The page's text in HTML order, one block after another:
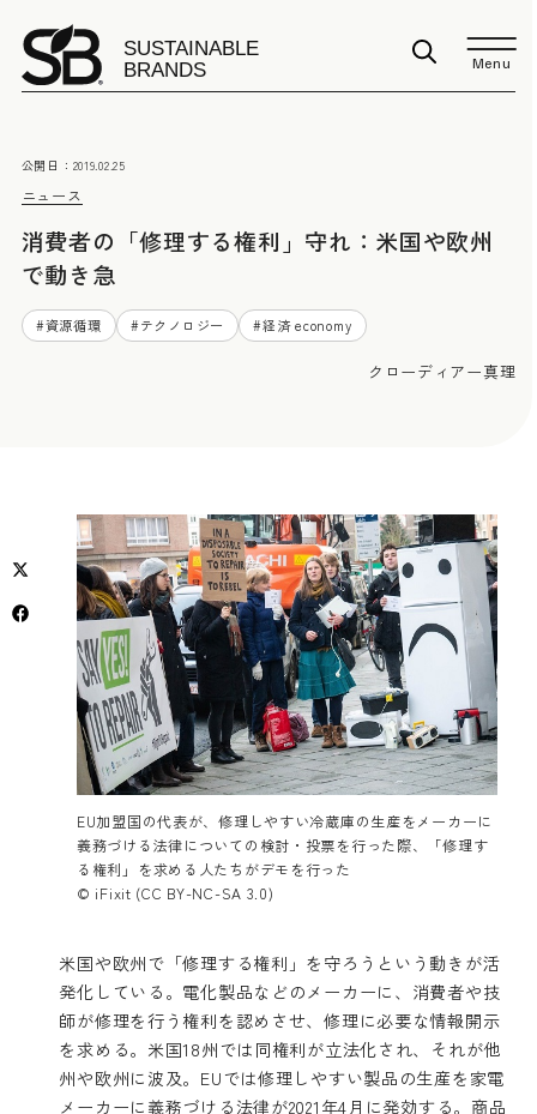
Menu
ニュース
公開日： 2019.02.25
消費者の「修理する権利」守れ：米国や欧州
で動き急
#資源循環 #テクノロジー #経済 economy
クローディアー真理
EU加盟国の代表が、修理しやすい冷蔵庫の生産をメーカーに
義務づける法律についての検討・投票を行った際、「修理す
る権利」を求める人たちがデモを行った
© iFixit (CC BY-NC-SA 3.0)
米国や欧州で「修理する権利」を守ろうという動きが活
発化している。電化製品などのメーカーに、消費者や技
師が修理を行う権利を認めさせ、修理に必要な情報開示
を求める。米国18州では同権利が立法化され、それが他
州や欧州に波及。EUでは修理しやすい製品の生産を家電
メーカーに義務づける法律が2021年4月に発効する。商品